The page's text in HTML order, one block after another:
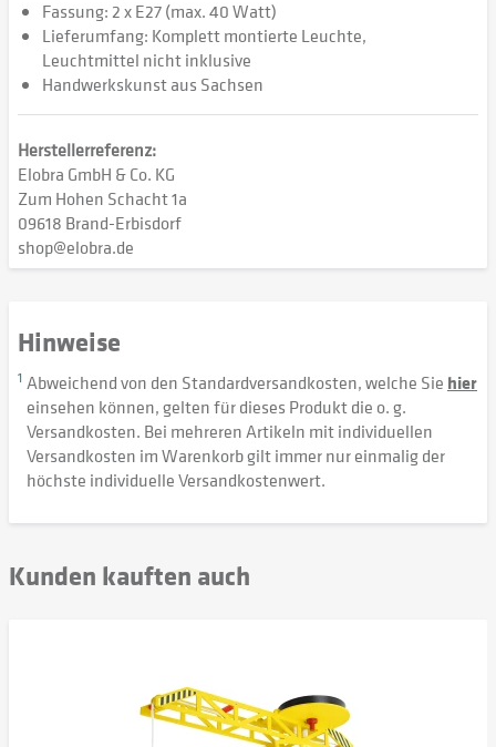
Fassung: 2 x E27 (max. 40 Watt)
Lieferumfang: Komplett montierte Leuchte,
Leuchtmittel nicht inklusive
Handwerkskunst aus Sachsen
Herstellerreferenz:
Elobra GmbH & Co. KG
Zum Hohen Schacht 1a
09618 Brand-Erbisdorf
shop@elobra.de
Hinweise
1 Abweichend von den Standardversandkosten, welche Sie hier
einsehen können, gelten für dieses Produkt die o. g.
Versandkosten. Bei mehreren Artikeln mit individuellen
Versandkosten im Warenkorb gilt immer nur einmalig der
höchste individuelle Versandkostenwert.
Kunden kauften auch